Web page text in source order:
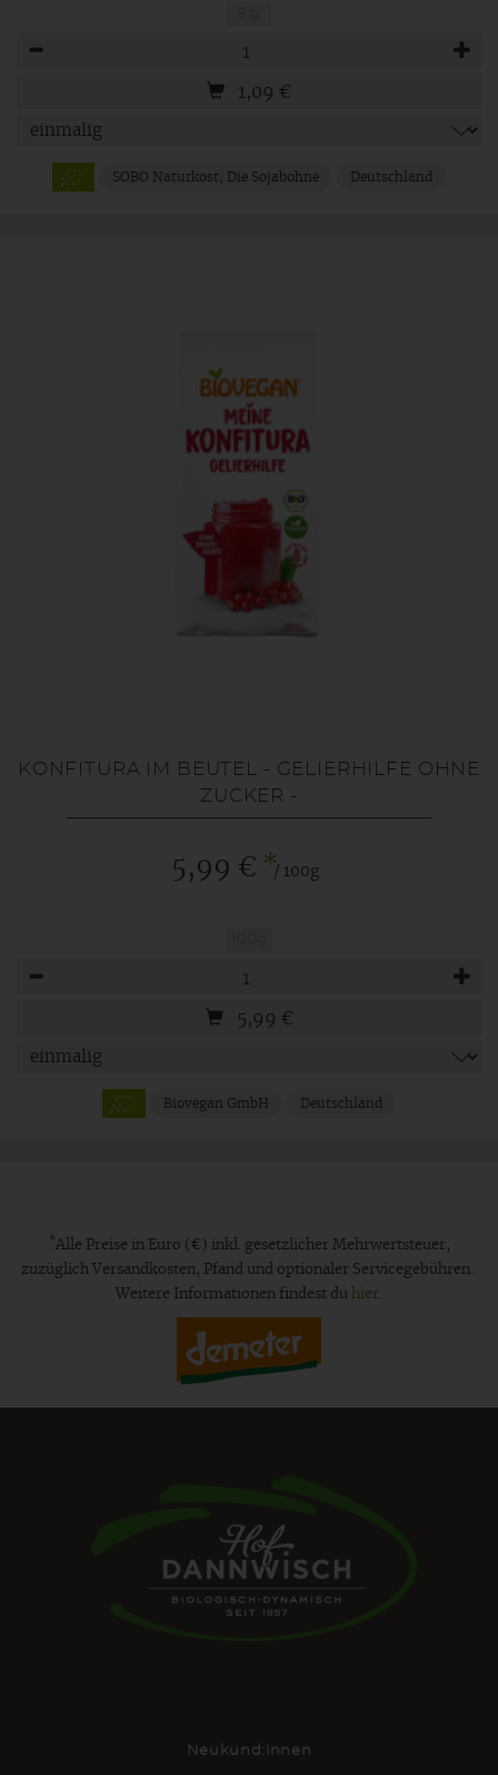
1,09 €
SOBO Naturkost, Die Sojabohne Deutschland
KONFITURA IM BEUTEL - GELIERHILFE OHNE
ZUCKER -
5,99 € */ 100g
5,99 €
Biovegan GmbH Deutschland
* Alle Preise in Euro (€) inkl. gesetzlicher Mehrwertsteuer,
zuzüglich Versandkosten, Pfand und optionaler Servicegebühren.
Weitere Informationen findest du hier
Neukund:innen